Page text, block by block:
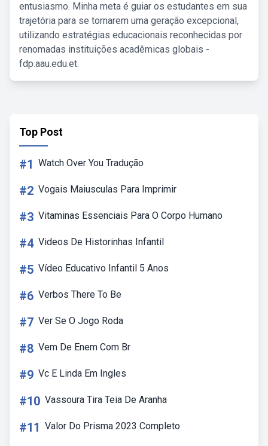
entusiasmo. Minha meta é guiar os estudantes em sua
trajetória para se tornarem uma geração excepcional,
utilizando estratégias educacionais reconhecidas por
renomadas instituições acadêmicas globais -
fdp.aau.edu.et.
Top Post
#1 Watch Over You Tradução
#2 Vogais Maiusculas Para Imprimir
#3 Vitaminas Essenciais Para O Corpo Humano
#4 Videos De Historinhas Infantil
#5 Vídeo Educativo Infantil 5 Anos
#6 Verbos There To Be
#7 Ver Se O Jogo Roda
#8 Vem De Enem Com Br
#9 Vc E Linda Em Ingles
#10 Vassoura Tira Teia De Aranha
#11 Valor Do Prisma 2023 Completo